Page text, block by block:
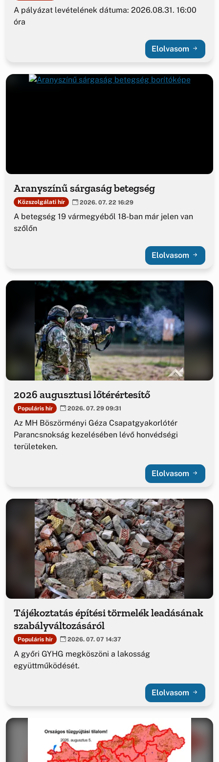
A pályázat levételének dátuma: 2026.08.31. 16:00
óra
Elolvasom
Aranyszínű sárgaság betegség
Közszolgálati hír 2026. 07. 22 16:29
A betegség 19 vármegyéből 18-ban már jelen van
szőlőn
Elolvasom
2026 augusztusi lőtérértesítő
Populáris hír 2026. 07. 29 09:31
Az MH Böszörményi Géza Csapatgyakorlótér
Parancsnokság kezelésében lévő honvédségi
területeken.
Elolvasom
Tájékoztatás építési törmelék leadásának
szabályváltozásáról
Populáris hír 2026. 07. 07 14:37
A győri GYHG megköszöni a lakosság
együttműködését.
Elolvasom